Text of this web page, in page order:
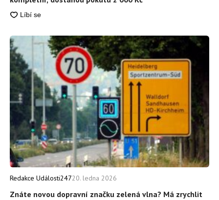
Znáte novou dopravní značku zelená vlna? Má zrychlit
Redakce Události24720. ledna 2026